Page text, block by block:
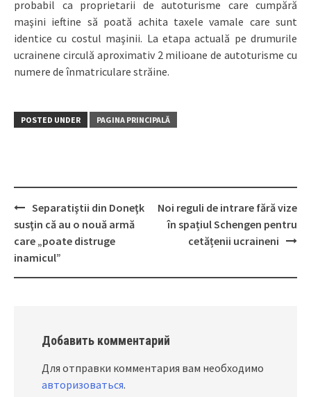
probabil ca proprietarii de autoturisme care cumpără
maşini ieftine să poată achita taxele vamale care sunt
identice cu costul maşinii. La etapa actuală pe drumurile
ucrainene circulă aproximativ 2 milioane de autoturisme cu
numere de înmatriculare străine.
POSTED UNDER PAGINA PRINCIPALĂ
Post
navigation
Separatiştii din Doneţk
susţin că au o nouă armă
care „poate distruge
inamicul”
Noi reguli de intrare fără vize
în spațiul Schengen pentru
cetățenii ucraineni
Добавить комментарий
Для отправки комментария вам необходимо
авторизоваться.